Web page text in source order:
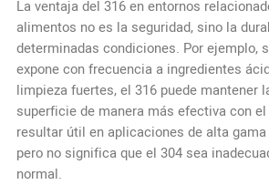
La ventaja del 316 en entornos
alimentos no es la seguridad, sino la
determinadas condiciones. Por ejemplo,
expone con frecuencia a ingredientes
limpieza fuertes, el 316 puede mantener
superficie de manera más efectiva con
resultar útil en aplicaciones de alta
pero no significa que el 304 sea
normal.